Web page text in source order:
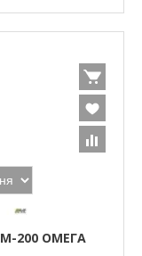
200 ОМЕГА